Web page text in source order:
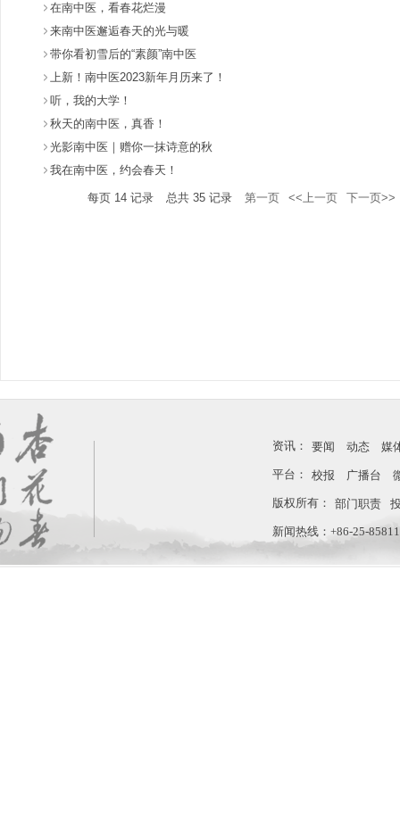
在南中医，看春花烂漫
来南中医邂逅春天的光与暖
带你看初雪后的“素颜”南中医
上新！南中医2023新年月历来了！
听，我的大学！
秋天的南中医，真香！
光影南中医｜赠你一抹诗意的秋
我在南中医，约会春天！
每页 14 记录 总共 35 记录 第一页 <<上一页 下一页>>
资讯： 要闻 动态 媒
平台： 校报 广播台
版权所有： 部门职责
新闻热线：+86-25-